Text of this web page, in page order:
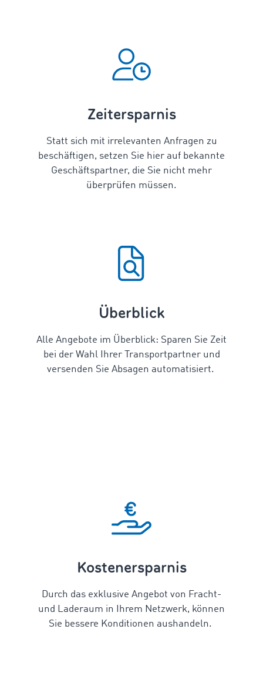
Zeitersparnis
Statt sich mit irrelevanten Anfragen zu
beschäftigen, setzen Sie hier auf bekannte
Geschäftspartner, die Sie nicht mehr
überprüfen müssen.
Überblick
Alle Angebote im Überblick: Sparen Sie Zeit
bei der Wahl Ihrer Transportpartner und
versenden Sie Absagen automatisiert.
Kostenersparnis
Durch das exklusive Angebot von Fracht-
und Laderaum in Ihrem Netzwerk, können
Sie bessere Konditionen aushandeln.